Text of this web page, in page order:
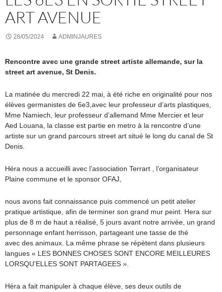
ART AVENUE
28/05/2024 ADMINJAURES
Rencontre avec une grande street artiste allemande, sur la
street art avenue, St Denis.
La matinée du mercredi 22 mai, à été riche en originalité pour nos
élèves germanistes de 6e3,avec leur professeur d’arts plastiques,
Mme Namiech, leur professeur d’allemand Mme Mercier et leur
Aed Louana, la classe est partie en metro à la rencontre d’une
artiste sur un grand parcours street art situé le long du canal de St
Denis.
Héra nous a accueilli avec l’association Terrart , l’organisateur
Plaine commune et le sponsor OFAJ,
nous avons fait connaissance puis commencé un petit atelier
pratique artistique, afin de terminer son grand mur peint. Hera sur
plus de 8 m de haut a réalisé, 5 jours avant notre arrivée, un grand
personnage enfant herrisson, partageant une tasse de thé
avec des animaux. La même phrase se répètent dans plusieurs
langues « LES BONNES CHOSES SONT ENCORE MEILLEURES
LORSQU’ELLES SONT PARTAGEES ».
Héra a fait manipuler à chaque élève, ses deux outils de